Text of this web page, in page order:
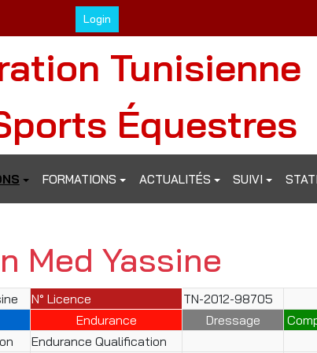
Login
Tunisienne
Équestres
FORMATIONS ACTUALITÉS SUIVI
Med Yassine
N° Licence
TN-2012-98705
Endurance Dressage
Endurance Qualification